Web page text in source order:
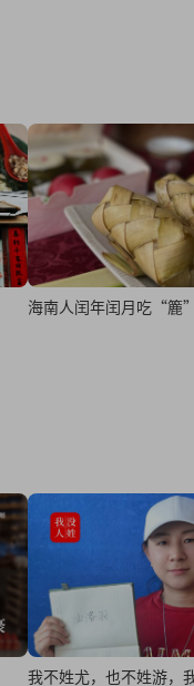
我不姓尤，也不姓游，